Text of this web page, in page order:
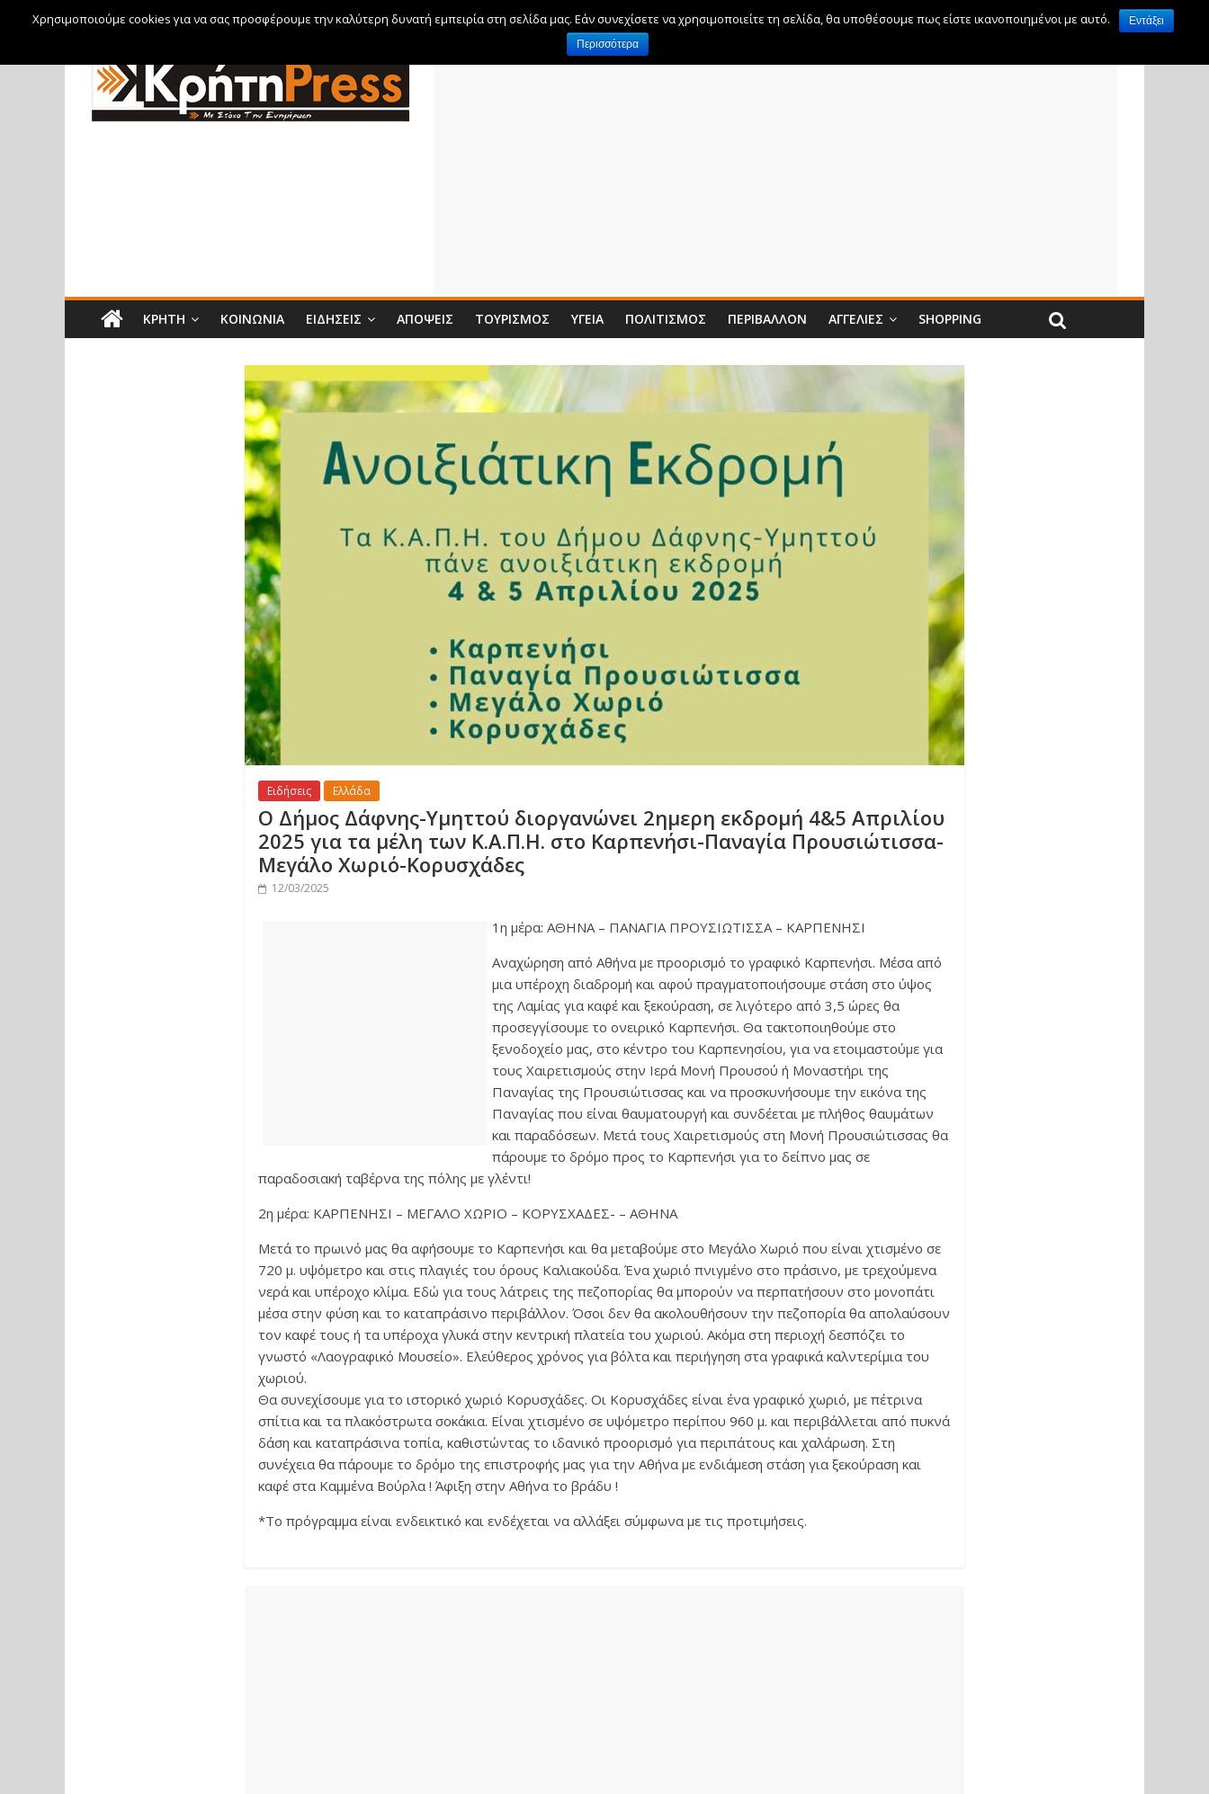
Πέμπτη, 6 Αυγούστου, 2026
ΚΡΉΤΗ ΚΟΙΝΩΝΊΑ ΕΙΔΉΣΕΙΣ ΑΠΌΨΕΙΣ ΤΟΥΡΙΣΜΌΣ ΥΓΕΊΑ ΠΟΛΙΤΙΣΜΌΣ ΠΕΡΙΒΆΛΛΟΝ ΑΓΓΕΛΊΕΣ SHOPPING
Ειδήσεις Ελλάδα
Ο Δήμος Δάφνης-Υμηττού διοργανώνει 2ημερη εκδρομή 4&5 Απριλίου
2025 για τα μέλη των Κ.Α.Π.Η. στο Καρπενήσι-Παναγία Προυσιώτισσα-
Μεγάλο Χωριό-Κορυσχάδες
12/03/2025
1η μέρα: ΑΘΗΝΑ – ΠΑΝΑΓΙΑ ΠΡΟΥΣΙΩΤΙΣΣΑ – ΚΑΡΠΕΝΗΣΙ
Αναχώρηση από Αθήνα με προορισμό το γραφικό Καρπενήσι. Μέσα από
μια υπέροχη διαδρομή και αφού πραγματοποιήσουμε στάση στο ύψος
της Λαμίας για καφέ και ξεκούραση, σε λιγότερο από 3,5 ώρες θα
προσεγγίσουμε το ονειρικό Καρπενήσι. Θα τακτοποιηθούμε στο
ξενοδοχείο μας, στο κέντρο του Καρπενησίου, για να ετοιμαστούμε για
τους Χαιρετισμούς στην Ιερά Μονή Προυσού ή Μοναστήρι της
Παναγίας της Προυσιώτισσας και να προσκυνήσουμε την εικόνα της
Παναγίας που είναι θαυματουργή και συνδέεται με πλήθος θαυμάτων
και παραδόσεων. Μετά τους Χαιρετισμούς στη Μονή Προυσιώτισσας θα
πάρουμε το δρόμο προς το Καρπενήσι για το δείπνο μας σε
παραδοσιακή ταβέρνα της πόλης με γλέντι!
2η μέρα: ΚΑΡΠΕΝΗΣΙ – ΜΕΓΑΛΟ ΧΩΡΙΟ – ΚΟΡΥΣΧΑΔΕΣ- – ΑΘΗΝΑ
Μετά το πρωινό μας θα αφήσουμε το Καρπενήσι και θα μεταβούμε στο Μεγάλο Χωριό που είναι χτισμένο σε
720 μ. υψόμετρο και στις πλαγιές του όρους Καλιακούδα. Ένα χωριό πνιγμένο στο πράσινο, με τρεχούμενα
νερά και υπέροχο κλίμα. Εδώ για τους λάτρεις της πεζοπορίας θα μπορούν να περπατήσουν στο μονοπάτι
μέσα στην φύση και το καταπράσινο περιβάλλον. Όσοι δεν θα ακολουθήσουν την πεζοπορία θα απολαύσουν
τον καφέ τους ή τα υπέροχα γλυκά στην κεντρική πλατεία του χωριού. Ακόμα στη περιοχή δεσπόζει το
γνωστό «Λαογραφικό Μουσείο». Ελεύθερος χρόνος για βόλτα και περιήγηση στα γραφικά καλντερίμια του
χωριού.
Θα συνεχίσουμε για το ιστορικό χωριό Κορυσχάδες. Οι Κορυσχάδες είναι ένα γραφικό χωριό, με πέτρινα
σπίτια και τα πλακόστρωτα σοκάκια. Είναι χτισμένο σε υψόμετρο περίπου 960 μ. και περιβάλλεται από πυκνά
δάση και καταπράσινα τοπία, καθιστώντας το ιδανικό προορισμό για περιπάτους και χαλάρωση. Στη
συνέχεια θα πάρουμε το δρόμο της επιστροφής μας για την Αθήνα με ενδιάμεση στάση για ξεκούραση και
καφέ στα Καμμένα Βούρλα ! Άφιξη στην Αθήνα το βράδυ !
*Το πρόγραμμα είναι ενδεικτικό και ενδέχεται να αλλάξει σύμφωνα με τις προτιμήσεις.
Χρησιμοποιούμε cookies για να σας προσφέρουμε την καλύτερη δυνατή εμπειρία στη σελίδα μας. Εάν συνεχίσετε να χρησιμοποιείτε τη σελίδα, θα υποθέσουμε πως είστε ικανοποιημένοι με αυτό.
Εντάξει
Περισσότερα